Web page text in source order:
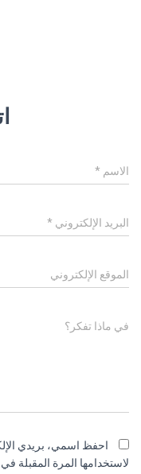
الاسم *
البريد الإلكتروني *
الموقع الإلكتروني
في ماذا تفكر؟
احفظ اسمي، بريدي
لاستخدامها المرة المقبلة في